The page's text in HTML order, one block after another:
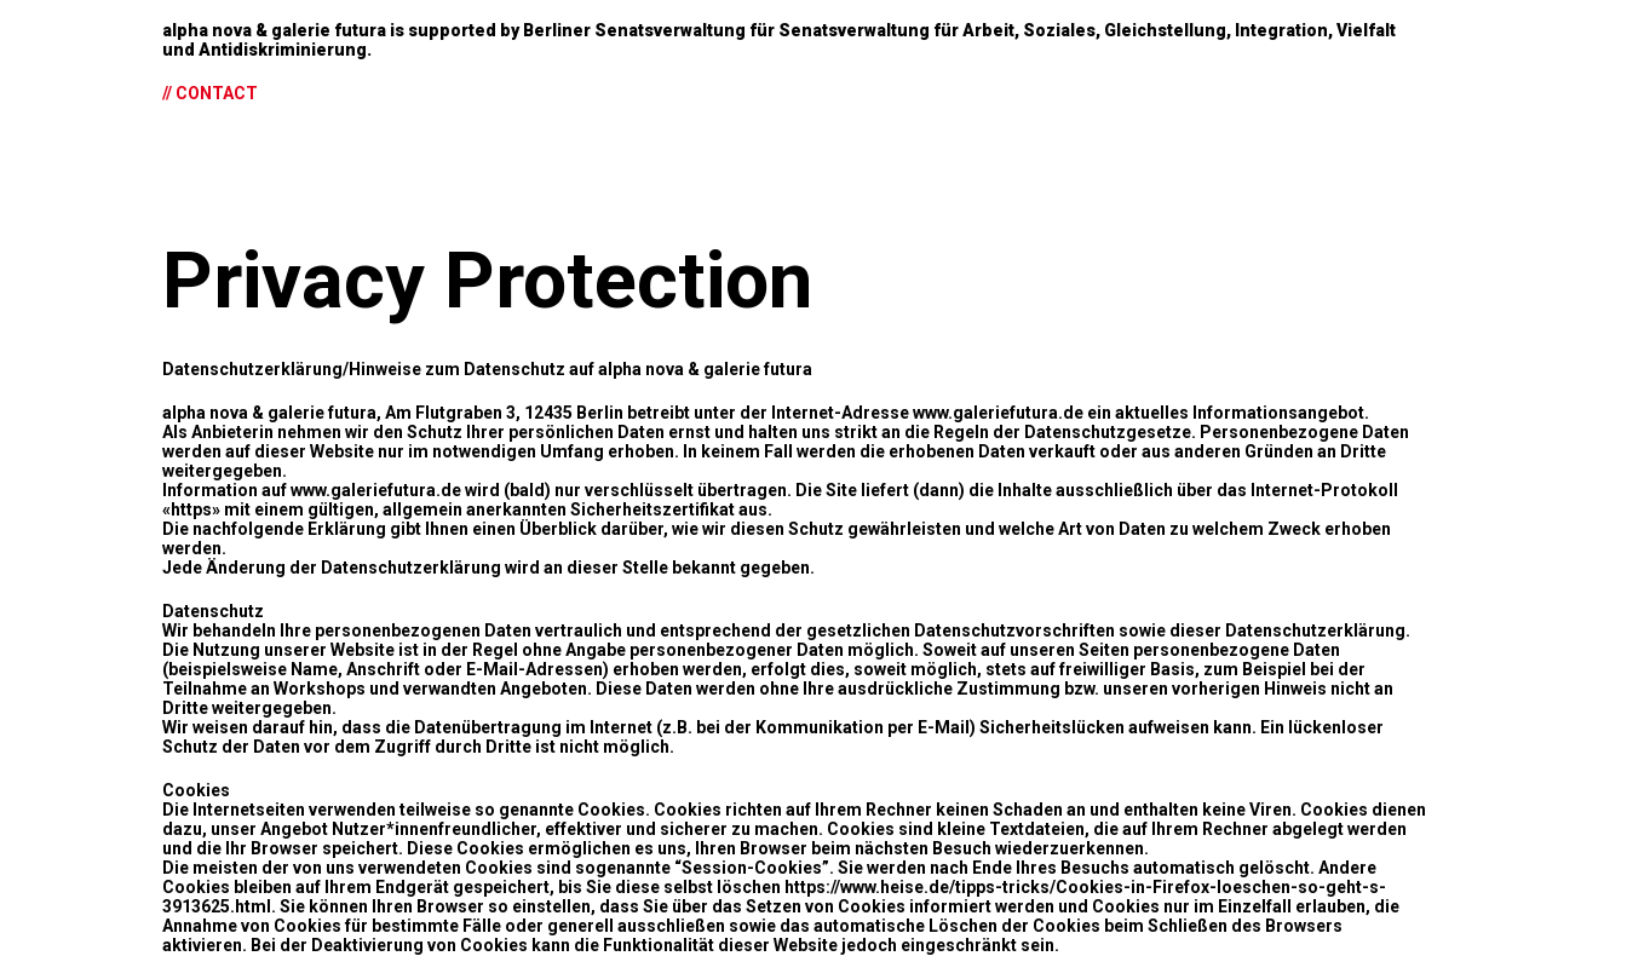
alpha nova & galerie futura is supported by Berliner Senatsverwaltung für Senatsverwaltung für Arbeit, Soziales, Gleichstellung, Integration, Vielfalt
und Antidiskriminierung.
// CONTACT
Privacy Protection
Datenschutzerklärung/Hinweise zum Datenschutz auf alpha nova & galerie futura
alpha nova & galerie futura, Am Flutgraben 3, 12435 Berlin betreibt unter der Internet-Adresse www.galeriefutura.de ein aktuelles Informationsangebot.
Als Anbieterin nehmen wir den Schutz Ihrer persönlichen Daten ernst und halten uns strikt an die Regeln der Datenschutzgesetze. Personenbezogene Daten
werden auf dieser Website nur im notwendigen Umfang erhoben. In keinem Fall werden die erhobenen Daten verkauft oder aus anderen Gründen an Dritte
weitergegeben.
Information auf www.galeriefutura.de wird (bald) nur verschlüsselt übertragen. Die Site liefert (dann) die Inhalte ausschließlich über das Internet-Protokoll
«https» mit einem gültigen, allgemein anerkannten Sicherheitszertifikat aus.
Die nachfolgende Erklärung gibt Ihnen einen Überblick darüber, wie wir diesen Schutz gewährleisten und welche Art von Daten zu welchem Zweck erhoben
werden.
Jede Änderung der Datenschutzerklärung wird an dieser Stelle bekannt gegeben.
Datenschutz
Wir behandeln Ihre personenbezogenen Daten vertraulich und entsprechend der gesetzlichen Datenschutzvorschriften sowie dieser Datenschutzerklärung.
Die Nutzung unserer Website ist in der Regel ohne Angabe personenbezogener Daten möglich. Soweit auf unseren Seiten personenbezogene Daten
(beispielsweise Name, Anschrift oder E-Mail-Adressen) erhoben werden, erfolgt dies, soweit möglich, stets auf freiwilliger Basis, zum Beispiel bei der
Teilnahme an Workshops und verwandten Angeboten. Diese Daten werden ohne Ihre ausdrückliche Zustimmung bzw. unseren vorherigen Hinweis nicht an
Dritte weitergegeben.
Wir weisen darauf hin, dass die Datenübertragung im Internet (z.B. bei der Kommunikation per E-Mail) Sicherheitslücken aufweisen kann. Ein lückenloser
Schutz der Daten vor dem Zugriff durch Dritte ist nicht möglich.
Cookies
Die Internetseiten verwenden teilweise so genannte Cookies. Cookies richten auf Ihrem Rechner keinen Schaden an und enthalten keine Viren. Cookies dienen
dazu, unser Angebot Nutzer*innenfreundlicher, effektiver und sicherer zu machen. Cookies sind kleine Textdateien, die auf Ihrem Rechner abgelegt werden
und die Ihr Browser speichert. Diese Cookies ermöglichen es uns, Ihren Browser beim nächsten Besuch wiederzuerkennen.
Die meisten der von uns verwendeten Cookies sind sogenannte “Session-Cookies”. Sie werden nach Ende Ihres Besuchs automatisch gelöscht. Andere
Cookies bleiben auf Ihrem Endgerät gespeichert, bis Sie diese selbst löschen https://www.heise.de/tipps-tricks/Cookies-in-Firefox-loeschen-so-geht-s-
3913625.html. Sie können Ihren Browser so einstellen, dass Sie über das Setzen von Cookies informiert werden und Cookies nur im Einzelfall erlauben, die
Annahme von Cookies für bestimmte Fälle oder generell ausschließen sowie das automatische Löschen der Cookies beim Schließen des Browsers
aktivieren. Bei der Deaktivierung von Cookies kann die Funktionalität dieser Website jedoch eingeschränkt sein.